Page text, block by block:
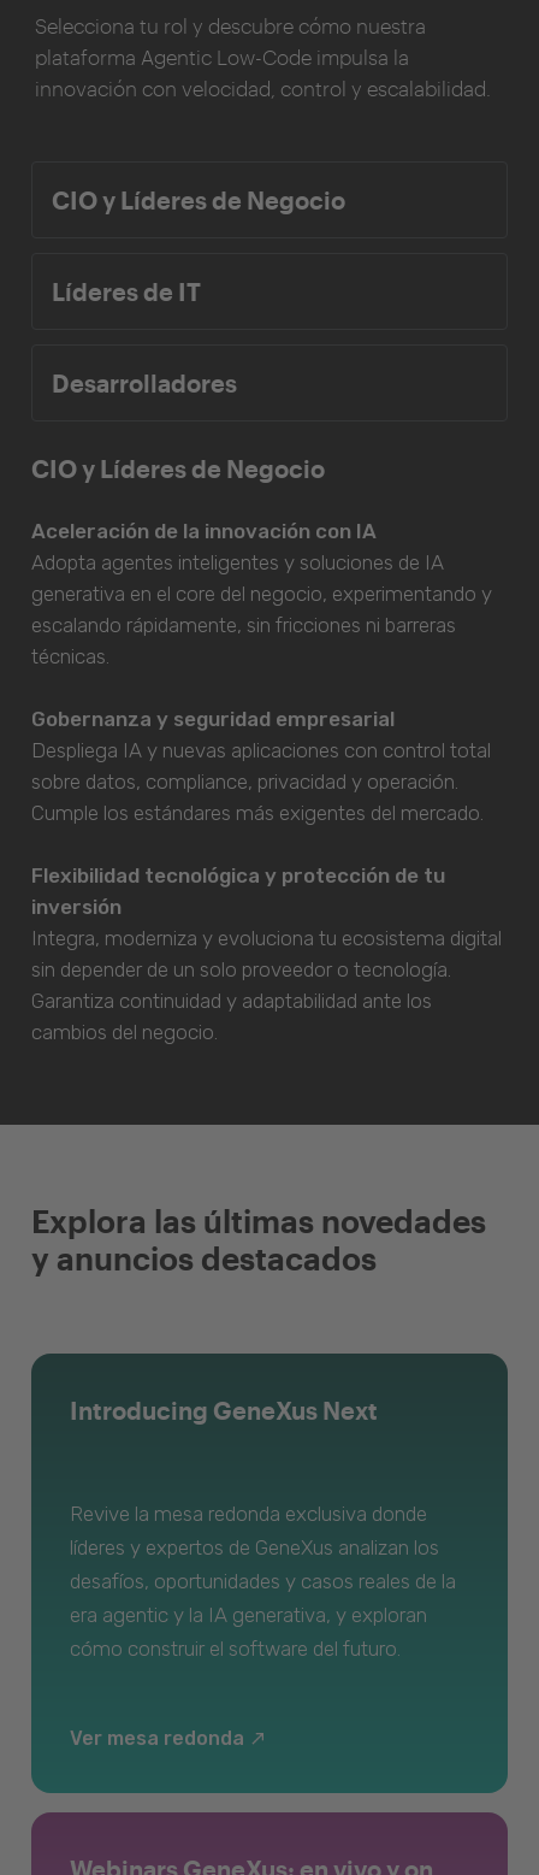
Selecciona tu rol y descubre cómo nuestra
plataforma Agentic Low-Code impulsa la
innovación con velocidad, control y escalabilidad.
CIO y Líderes de Negocio
Líderes de IT
Desarrolladores
CIO y Líderes de Negocio
Aceleración de la innovación con IA
Adopta agentes inteligentes y soluciones de IA
generativa en el core del negocio, experimentando y
escalando rápidamente, sin fricciones ni barreras
técnicas.
Gobernanza y seguridad empresarial
Despliega IA y nuevas aplicaciones con control total
sobre datos, compliance, privacidad y operación.
Cumple los estándares más exigentes del mercado.
Flexibilidad tecnológica y protección de tu
inversión
Integra, moderniza y evoluciona tu ecosistema digital
sin depender de un solo proveedor o tecnología.
Garantiza continuidad y adaptabilidad ante los
cambios del negocio.
Explora las últimas novedades
y anuncios destacados
Introducing GeneXus Next
Revive la mesa redonda exclusiva donde
líderes y expertos de GeneXus analizan los
desafíos, oportunidades y casos reales de la
era agentic y la IA generativa, y exploran
cómo construir el software del futuro.
Ver mesa redonda
Webinars GeneXus: en vivo y on